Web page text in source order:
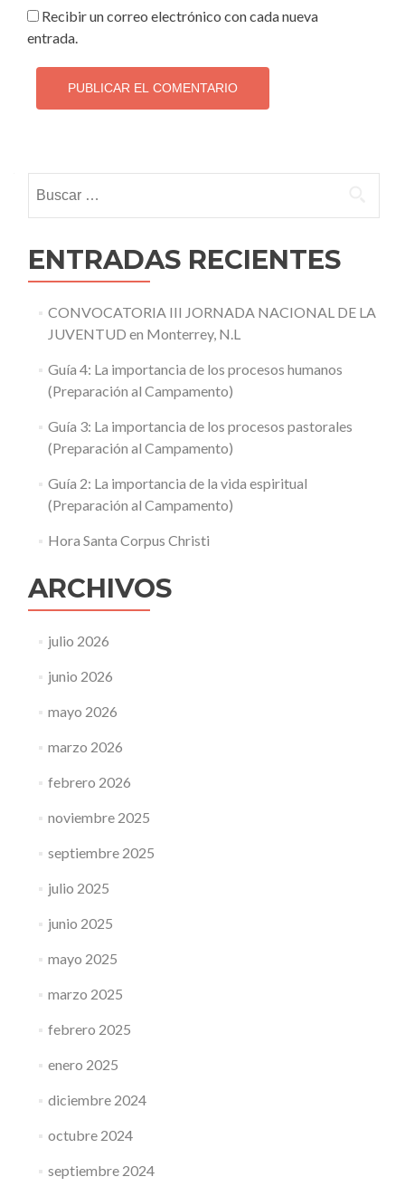
Recibir un correo electrónico con cada nueva
entrada.
ENTRADAS RECIENTES
CONVOCATORIA III JORNADA NACIONAL DE LA
JUVENTUD en Monterrey, N.L
Guía 4: La importancia de los procesos humanos
(Preparación al Campamento)
Guía 3: La importancia de los procesos pastorales
(Preparación al Campamento)
Guía 2: La importancia de la vida espiritual
(Preparación al Campamento)
Hora Santa Corpus Christi
ARCHIVOS
julio 2026
junio 2026
mayo 2026
marzo 2026
febrero 2026
noviembre 2025
septiembre 2025
julio 2025
junio 2025
mayo 2025
marzo 2025
febrero 2025
enero 2025
diciembre 2024
octubre 2024
septiembre 2024